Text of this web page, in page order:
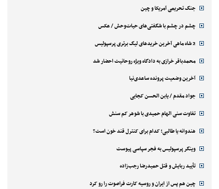
جنگ تحریمی آمریکا و چین
چشم در چشم با شگفتی‌های حیات‌وحش / عکس
2 شاه ماهی آخرین خریدهای لیگ برتری پرسپولیس
محمدباقر خرازی به دادگاه ویژه روحانیت احضار شد
آخرین وضعیت پرونده ساعدی‌نیا
جواد مقدم / یابن الحسن کجایی
تفاوت سنی الهام حمیدی با شوهر کم سنش
هندوانه یا طالبی؛ کدام‌ برای کنترل قند خون است؟
وینگر پرسپولیس به فجر سپاسی پیوست
تأیید ربایش و قتل حمیدرضا رجب‌زاده
چین هم پس از ایران و روسیه کارت فراصوت را رو کرد